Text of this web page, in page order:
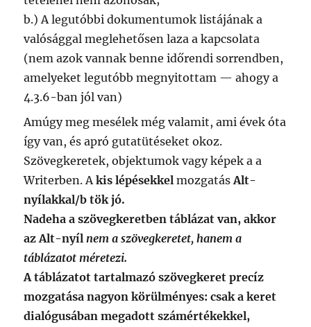
b.) A legutóbbi dokumentumok listájának a
valósággal meglehetősen laza a kapcsolata
(nem azok vannak benne időrendi sorrendben,
amelyeket legutóbb megnyitottam — ahogy a
4.3.6-ban jól van)
Amúgy meg mesélek még valamit, ami évek óta
így van, és apró gutatütéseket okoz.
Szövegkeretek, objektumok vagy képek a a
Writerben. Akis lépésekkel mozgatásAlt-
nyílakkal/b tök jó.
Nadeha a szövegkeretben táblázat van, akkor
az Alt-nyíl nem a szövegkeretet, hanem a
táblázatot méretezi.
A táblázatot tartalmazó szövegkeret precíz
mozgatása nagyon körülményes: csak a keret
dialógusában megadott számértékekkel,